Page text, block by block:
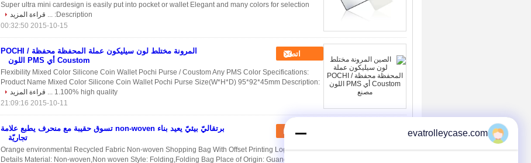
Super ultra mini cardesign is easily put into pocket or wallet Elegant and many colors for selection
Description: ...
قراءة المزيد
2015-10-15 00:32:50
المرونة مختلط لون سيليكون عملة المحفظة محفظة POCHI /
Coustom أي PMS اللون
اتصل
Flexibility Mixed Color Silicone Coin Wallet Pochi Purse / Coustom Any PMS Color Specifications:
Product Name Mixed Color Silicone Coin Wallet Pochi Purse Size(W*H*D) 95*92*45mm Description:
1.100% high quality ...
قراءة المزيد
2015-10-11 21:09:16
برتقاليّ بيئيّ يعيد بناء non-woven تسوق حقيبة مع منحرف يطبع علامة
تجاريّة
اتصل
Orange environmental Recycled Fabric Non-woven Shopping Bag With Offset Printing Logo Quick
Details Material: Non-woven,Non woven Style: Folding,Folding Bag Place of Origin: GuangDong
evatrolleycase.com